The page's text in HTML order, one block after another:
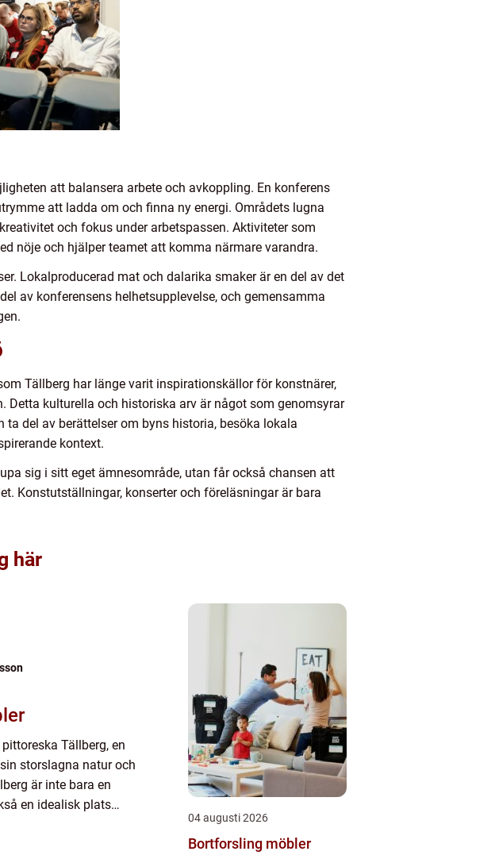
att balansera arbete och avkoppling. En konferens
att ladda om och finna ny energi. Områdets lugna
och fokus under arbetspassen. Aktiviteter som
nöje och hjälper teamet att komma närmare varandra.
Lokalproducerad mat och dalarika smaker är en del av det
av konferensens helhetsupplevelse, och gemensamma
Tällberg har länge varit inspirationskällor för konstnärer,
kulturella och historiska arv är något som genomsyrar
del av berättelser om byns historia, besöka lokala
kontext.
sig i sitt eget ämnesområde, utan får också chansen att
Konstutställningar, konserter och föreläsningar är bara
här
Tällberg, en
storslagna natur och
är inte bara en
en idealisk plats
04 augusti 2026
Bortforsling möbler